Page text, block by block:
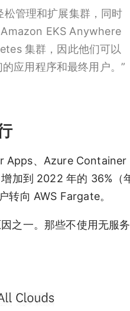
管理和扩展集群，同时
EKS Anywhere
集群，因此他们可以
应用程序和最终用户。”
Apps、Azure
加到 2022 年的 36%（
转向 AWS Fargate。
之一。那些不使用无服